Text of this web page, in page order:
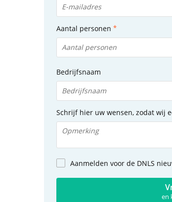
Aantal personen
Bedrijfsnaam
Schrijf hier uw wensen, zodat wij
Aanmelden voor de DNLS
en